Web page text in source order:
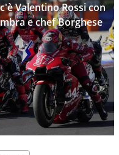
Valentino Rossi con
e chef Borghese